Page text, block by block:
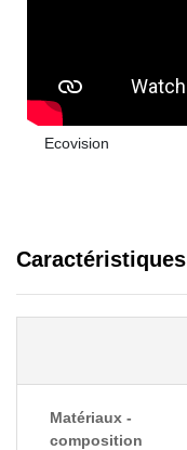
Ecovision
Caractéristiques
Matériaux -
composition